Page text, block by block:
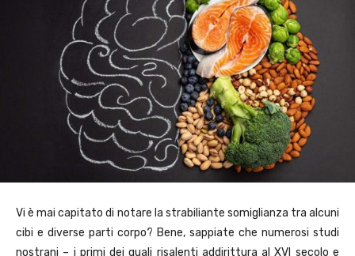
Vi è mai capitato di notare la strabiliante somiglianza tra alcuni
cibi e diverse parti corpo? Bene, sappiate che numerosi studi
nostrani – i primi dei quali risalenti addirittura al XVI secolo e